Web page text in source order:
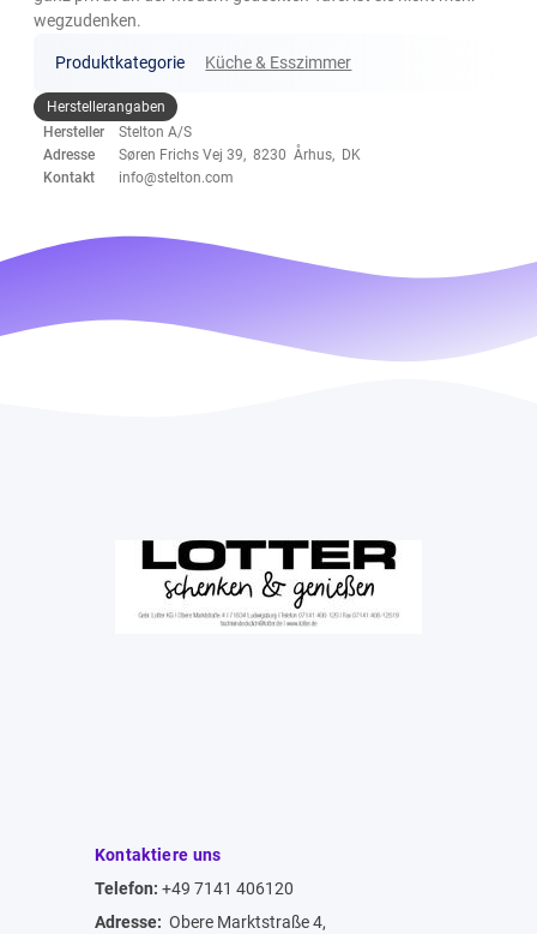
wegzudenken.
Produktkategorie Küche & Esszimmer
Herstellerangaben
Hersteller
Stelton A/S
Adresse
Søren Frichs Vej 39, 8230 Århus, DK
Kontakt
info@stelton.com
Kontaktiere uns
Telefon: +49 7141 406120
Adresse: Obere Marktstraße 4,